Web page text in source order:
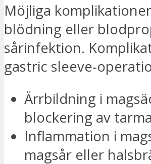
Möjliga
blödning eller
sårinfektion.
gastric sleeve-
Ärrbildning i
blockering av
Inflammation i
magsår eller